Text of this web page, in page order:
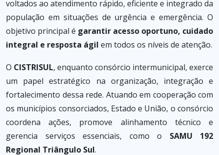
voltados ao atendimento rápido, eficiente e integrado da
população em situações de urgência e emergência. O
objetivo principal é garantir acesso oportuno, cuidado
integral e resposta ágil em todos os níveis de atenção.
O CISTRISUL, enquanto consórcio intermunicipal, exerce
um papel estratégico na organização, integração e
fortalecimento dessa rede. Atuando em cooperação com
os municípios consorciados, Estado e União, o consórcio
coordena ações, promove alinhamento técnico e
gerencia serviços essenciais, como o SAMU 192
Regional Triângulo Sul.